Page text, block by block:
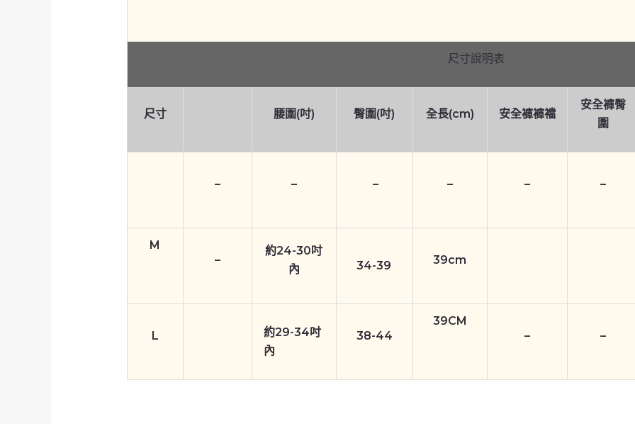
尺寸說明表
尺寸 腰圍(吋) 臀圍(吋) 全長(cm) 安全褲褲襠
安全褲臀
圍
– – – – – –
M
–
約24-30吋
內
34-39 39cm
L
約29-34吋
內
38-44
39CM
–
–